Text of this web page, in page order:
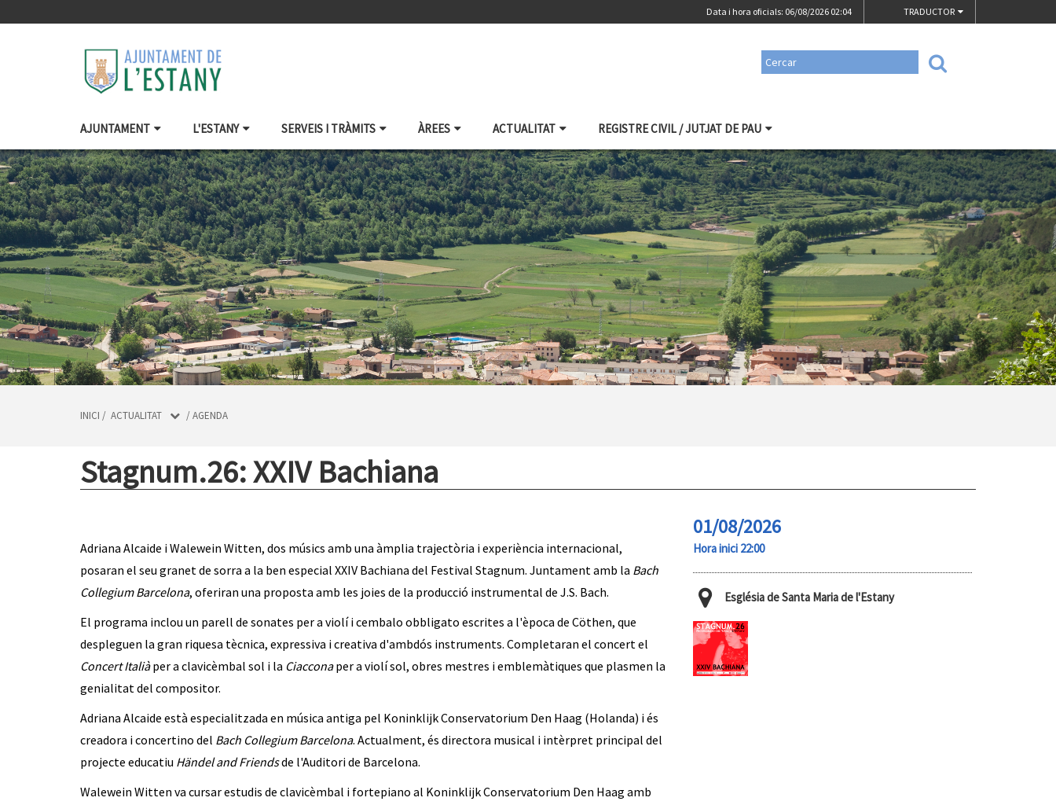
Data i hora oficials: 06/08/2026 02:04 TRADUCTOR
AJUNTAMENT L'ESTANY SERVEIS I TRÀMITS ÀREES ACTUALITAT REGISTRE CIVIL / JUTJAT DE PAU
INICI / ACTUALITAT /AGENDA
Stagnum.26: XXIV Bachiana
Adriana Alcaide i Walewein Witten, dos músics amb una àmplia trajectòria i experiència internacional,
posaran el seu granet de sorra a la ben especial XXIV Bachiana del Festival Stagnum. Juntament amb la Bach
Collegium Barcelona, oferiran una proposta amb les joies de la producció instrumental de J.S. Bach.
El programa inclou un parell de sonates per a violí i cembalo obbligato escrites a l'època de Cöthen, que
despleguen la gran riquesa tècnica, expressiva i creativa d'ambdós instruments. Completaran el concert el
Concert Italiàper a clavicèmbal sol i la Ciacconaper a violí sol, obres mestres i emblemàtiques que plasmen la
genialitat del compositor.
Adriana Alcaide està especialitzada en música antiga pel Koninklijk Conservatorium Den Haag (Holanda) i és
creadora i concertino del Bach Collegium Barcelona. Actualment, és directora musical i intèrpret principal del
projecte educatiu Händel and Friendsde l'Auditori de Barcelona.
Walewein Witten va cursar estudis de clavicèmbal i fortepiano al Koninklijk Conservatorium Den Haag amb
01/08/2026
Hora inici 22:00
Església de Santa Maria de l'Estany